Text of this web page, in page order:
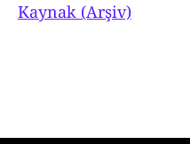
Kaynak (Arşiv)